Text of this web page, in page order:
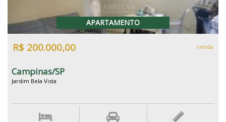
APARTAMENTO
R$ 200.000,00 venda
Campinas/SP
Jardim Bela Vista